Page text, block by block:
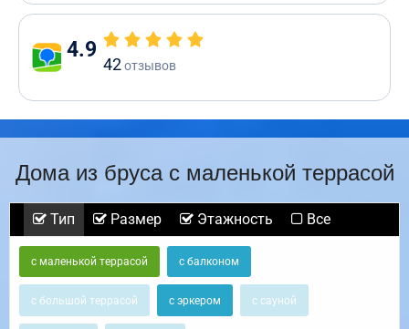
4.9
42отзывов
Дома из бруса с маленькой террасой
Тип Размер Этажность Все
с маленькой террасой с балконом
с большой террасой с эркером с сауной